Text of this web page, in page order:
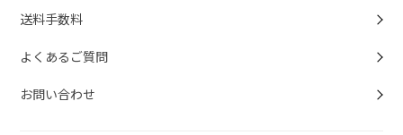
送料手数料
よくあるご質問
お問い合わせ